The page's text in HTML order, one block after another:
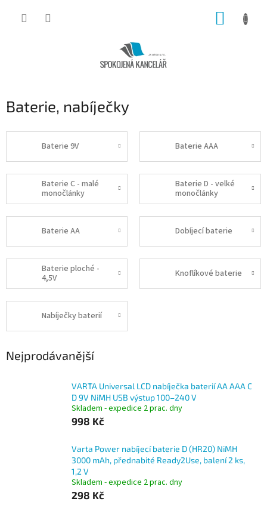
Baterie, nabíječky
Baterie 9V Baterie AAA
Baterie C - malé
monočlánky
Baterie D - velké
monočlánky
Baterie AA Dobíjecí baterie
Baterie ploché -
4,5V
Knoflíkové baterie
Nabíječky baterií
Nejprodávanější
VARTA Universal LCD nabíječka baterií AA AAA C
D 9V NiMH USB výstup 100–240 V
Skladem - expedice 2 prac. dny
998 Kč
Varta Power nabíjecí baterie D (HR20) NiMH
3000 mAh, přednabité Ready2Use, balení 2 ks,
1,2 V
Skladem - expedice 2 prac. dny
298 Kč